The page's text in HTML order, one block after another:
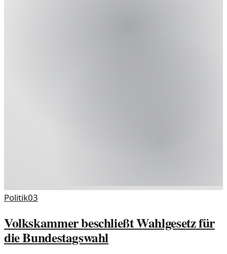
Politik03
Volkskammer beschließt Wahlgesetz für
die Bundestagswahl